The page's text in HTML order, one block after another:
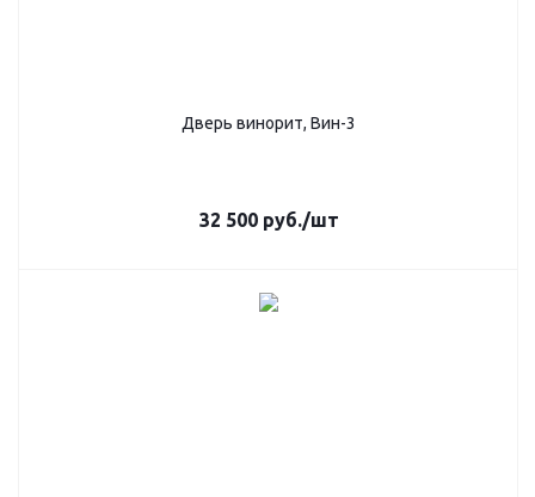
Дверь винорит, Вин-3
32 500руб./шт